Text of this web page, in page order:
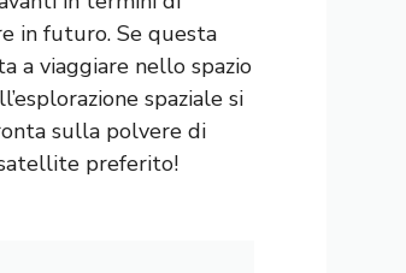
in futuro. Se questa
a viaggiare nello spazio
spaziale si
sulla polvere di
preferito!